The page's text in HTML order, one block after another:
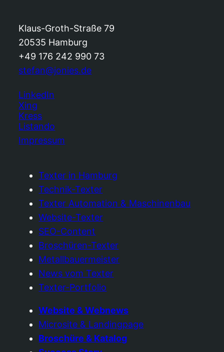
Klaus-Groth-Straße 79
20535 Hamburg
+49 176 242 990 73
stefan@jonies.de
LinkedIn
Xing
Kress
Listando
Impressum
Texter in Hamburg
Technik-Texter
Texter Automation & Maschinenbau
Website-Texter
SEO-Content
Broschüren-Texter
Metallbauermeister
News vom Texter
Texter-Portfolio
Website & Webnews
Microsite & Landingpage
Broschüre & Katalog